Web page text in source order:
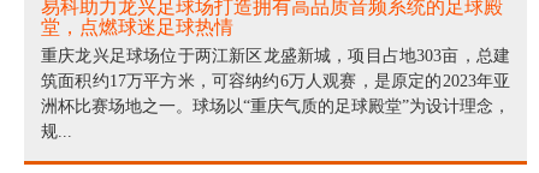
易科助力龙兴足球场打造拥有高品质音频系统的足球殿
堂，点燃球迷足球热情
重庆龙兴足球场位于两江新区龙盛新城，项目占地303亩，总建
筑面积约17万平方米，可容纳约6万人观赛，是原定的2023年亚
洲杯比赛场地之一。球场以“重庆气质的足球殿堂”为设计理念，
规...